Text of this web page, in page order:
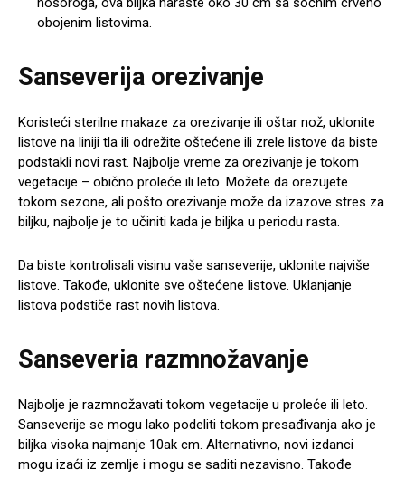
obojenim listovima.
Sanseverija orezivanje
Koristeći sterilne makaze za orezivanje ili oštar nož, uklonite
listove na liniji tla ili odrežite oštećene ili zrele listove da biste
podstakli novi rast. Najbolje vreme za orezivanje je tokom
vegetacije – obično proleće ili leto. Možete da orezujete
tokom sezone, ali pošto orezivanje može da izazove stres za
biljku, najbolje je to učiniti kada je biljka u periodu rasta.
Da biste kontrolisali visinu vaše sanseverije, uklonite najviše
listove. Takođe, uklonite sve oštećene listove. Uklanjanje
listova podstiče rast novih listova.
Sanseveria razmnožavanje
Najbolje je razmnožavati tokom vegetacije u proleće ili leto.
Sanseverije se mogu lako podeliti tokom presađivanja ako je
biljka visoka najmanje 10ak cm. Alternativno, novi izdanci
mogu izaći iz zemlje i mogu se saditi nezavisno. Takođe